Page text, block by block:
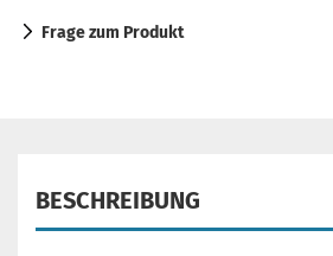
Frage zum Produkt
BESCHREIBUNG